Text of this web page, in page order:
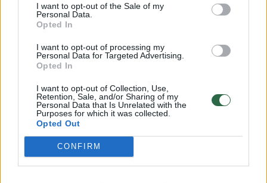
I want to opt-out of the Sale of my
Personal Data.
Opted In
I want to opt-out of processing my
Personal Data for Targeted Advertising.
Opted In
I want to opt-out of Collection, Use,
Retention, Sale, and/or Sharing of my
Personal Data that Is Unrelated with the
Purposes for which it was collected.
Opted Out
CONFIRM
Joe Bidenas Donaldas Trumpas (Donald Trump)
^Instant
Komentuoti po šiuo straipsniu
Komentuoti gali tik Lrytas registruoti vartotojai.
Prisijunkite prie registruotų vartotojų
bendruomenės ir bendraukite komentaruose!